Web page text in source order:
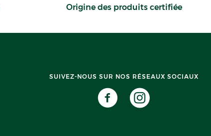
Origine des produits certifiée
SUIVEZ-NOUS SUR NOS RÉSEAUX SOCIAUX